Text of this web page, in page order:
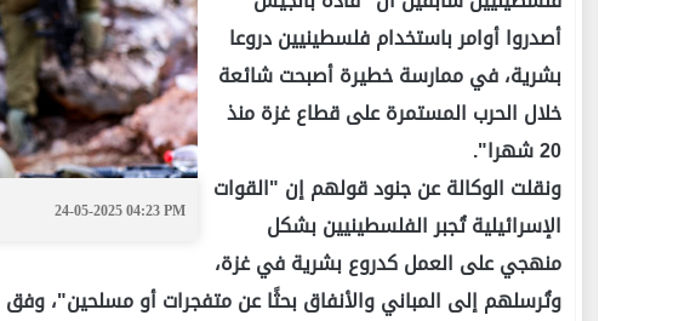
24-05-2025 04:23 PM
أصدروا أوامر باستخدام فلسطينيين دروعا
بشرية، في ممارسة خطيرة أصبحت شائعة
خلال الحرب المستمرة على قطاع غزة منذ
20 شهرا".
ونقلت الوكالة عن جنود قولهم إن "القوات
الإسرائيلية تُجبر الفلسطينيين بشكل
منهجي على العمل كدروع بشرية في غزة،
وتُرسلهم إلى المباني والأنفاق بحثًا عن متفجرات أو مسلحين"،